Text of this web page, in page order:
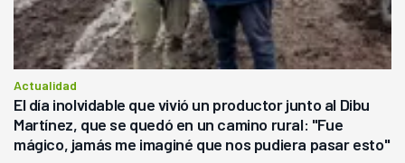
Actualidad
El día inolvidable que vivió un productor junto al Dibu
Martínez, que se quedó en un camino rural: "Fue
mágico, jamás me imaginé que nos pudiera pasar esto"